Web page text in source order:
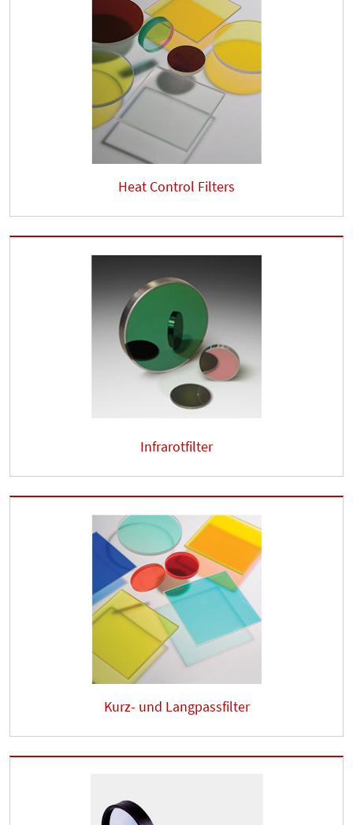
Heat Control Filters
Infrarotfilter
Kurz- und Langpassfilter